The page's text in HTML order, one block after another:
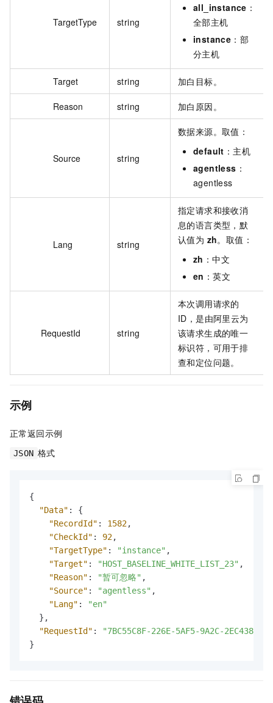
TargetType string
all_instance ：
全部主机
instance ：部
分主机
Target string 加白目标。
Reason string 加白原因。
Source string
数据来源。取值：
default ：主机
agentless ：
agentless
Lang string
指定请求和接收消
息的语言类型，默
认值为 zh。取值：
zh ：中文
en ：英文
RequestId string
本次调用请求的
ID，是由阿里云为
该请求生成的唯一
标识符，可用于排
查和定位问题。
示例
正常返回示例
JSON 格式
{
"Data" :
{
"RecordId" : 1582,
"CheckId" : 92,
"TargetType" : "instance" ,
"Target" : "HOST_BASELINE_WHITE_LIST_23" ,
"Reason" : "暂可忽略" ,
"Source" : "agentless" ,
"Lang" :
"en"
} ,
"RequestId" :
"7BC55C8F-226E-5AF5-9A2C-
}